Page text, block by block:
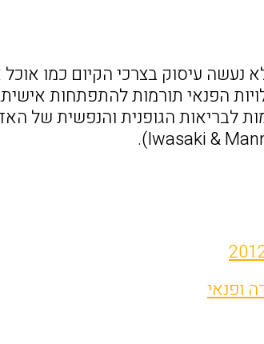
p
p
עיסוק בצרכי הקיום כמו אוכל
הפנאי תורמות להתפתחות
לבריאות הגופנית והנפשית של
ופנאי